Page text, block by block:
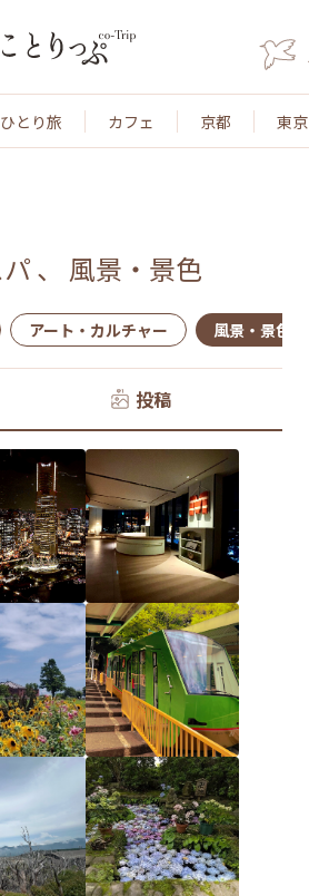
ひとり旅 カフェ 京都 東京
、 風景・景色
アート・カルチャー 風景・景色
投稿